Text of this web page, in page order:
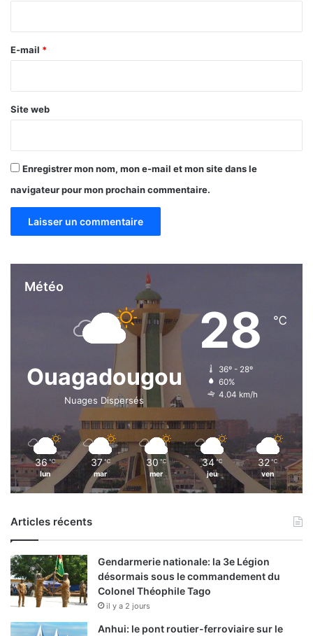
e
E-mail *
Site web
Enregistrer mon nom, mon e-mail et mon site dans le
navigateur pour mon prochain commentaire.
Météo
Ouagadougou
Nuages Dispersés
28 ℃
36º - 28º
60%
4.04 km/h
36 ℃
lun
37 ℃
mar
30 ℃
mer
34 ℃
jeu
32 ℃
ven
Articles récents
Gendarmerie nationale: la 3e Légion
désormais sous le commandement du
Colonel Théophile Tago
il y a 2 jours
Anhui: le pont routier-ferroviaire sur le